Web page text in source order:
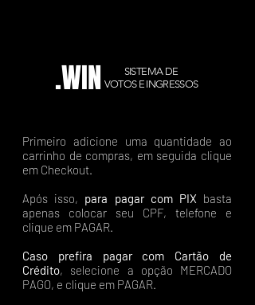
.WIN
SISTEMA DE
VOTOS E INGRESSOS
Primeiro adicione uma quantidade ao
carrinho de compras, em seguida clique
em Checkout.
Após isso, para pagar com PIX basta
apenas colocar seu CPF, telefone e
clique em PAGAR.
Caso prefira pagar com Cartão de
Crédito, selecione a opção MERCADO
PAGO, e clique em PAGAR.